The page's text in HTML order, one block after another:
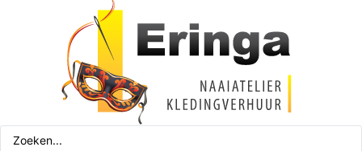
Search